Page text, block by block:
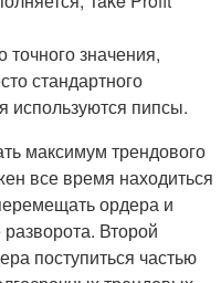
значения,
стандартного
используются пипсы.
максимум трендового
все время находиться
ордера и
Второй
поступиться частью